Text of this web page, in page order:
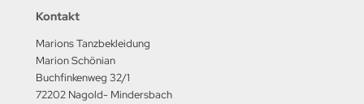
Kontakt
Marions Tanzbekleidung
Marion Schönian
Buchfinkenweg 32/1
72202 Nagold- Mindersbach